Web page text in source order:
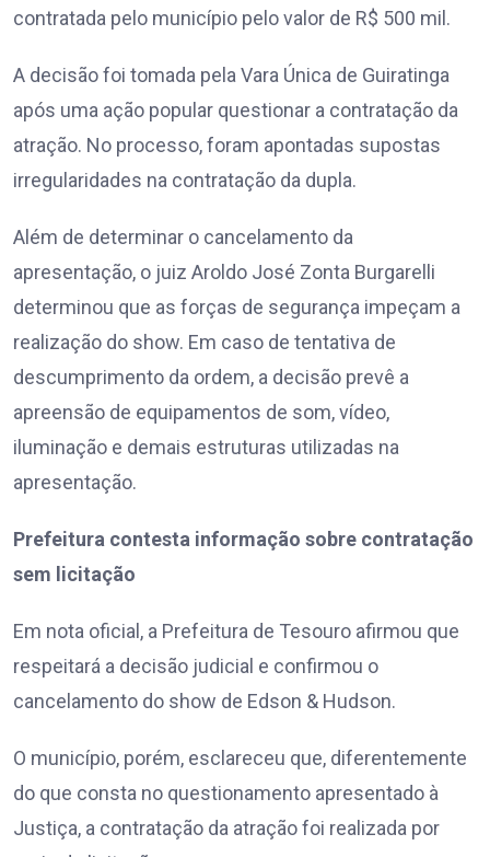
contratada pelo município pelo valor de R$ 500 mil.
A decisão foi tomada pela Vara Única de Guiratinga
após uma ação popular questionar a contratação da
atração. No processo, foram apontadas supostas
irregularidades na contratação da dupla.
Além de determinar o cancelamento da
apresentação, o juiz Aroldo José Zonta Burgarelli
determinou que as forças de segurança impeçam a
realização do show. Em caso de tentativa de
descumprimento da ordem, a decisão prevê a
apreensão de equipamentos de som, vídeo,
iluminação e demais estruturas utilizadas na
apresentação.
Prefeitura contesta informação sobre contratação
sem licitação
Em nota oficial, a Prefeitura de Tesouro afirmou que
respeitará a decisão judicial e confirmou o
cancelamento do show de Edson & Hudson.
O município, porém, esclareceu que, diferentemente
do que consta no questionamento apresentado à
Justiça, a contratação da atração foi realizada por